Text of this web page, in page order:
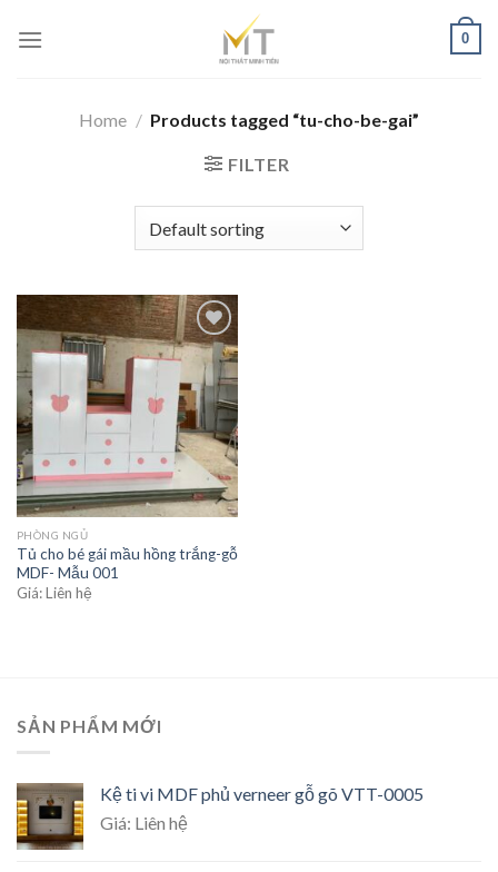
0
Home / Products tagged “tu-cho-be-gai”
FILTER
Add to
wishlist
PHÒNG NGỦ
Tủ cho bé gái mầu hồng trắng-gỗ
MDF- Mẫu 001
Giá: Liên hệ
SẢN PHẨM MỚI
Kệ ti vi MDF phủ verneer gỗ gõ VTT-0005
Giá: Liên hệ